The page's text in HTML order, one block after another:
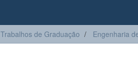
Trabalhos de Graduação Engenharia